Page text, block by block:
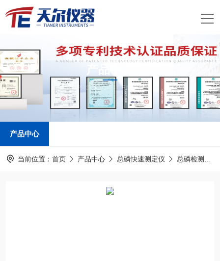
产品中心
PRODUCTS CENTER
产品中心
当前位置： 首页 产品中心 总磷快速测定仪 总磷检测设备